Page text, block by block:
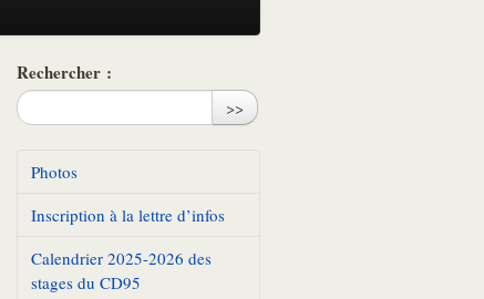
Rechercher :
>>
Photos
Inscription à la lettre d’infos
Calendrier 2025-2026 des
stages du CD95